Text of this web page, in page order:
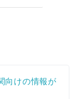
向けの情報が